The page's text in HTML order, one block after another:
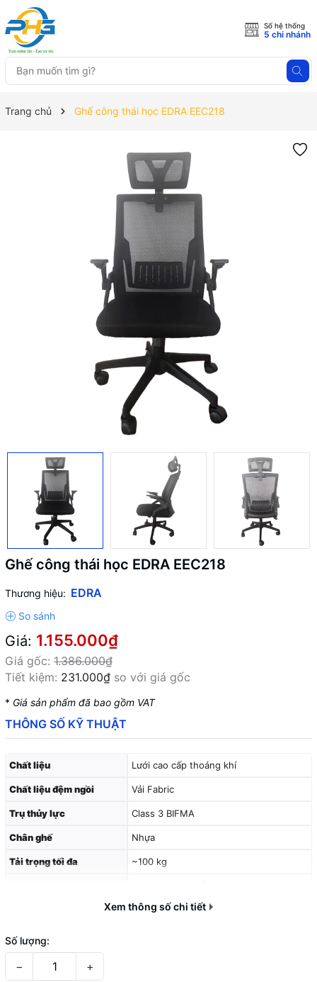
Số hệ thống
5 chi nhánh
Trang chủ Ghế công thái học EDRA EEC218
Ghế công thái học EDRA EEC218
Thương hiệu: EDRA
Giá: 1.155.000₫
Giá gốc: 1.386.000₫
Tiết kiệm: 231.000₫ so với giá gốc
* Giá sản phẩm đã bao gồm VAT
THÔNG SỐ KỸ THUẬT
Chất liệu Lưới cao cấp thoáng khí
Chất liệu đệm ngồi Vải Fabric
Trụ thủy lực Class 3 BIFMA
Chân ghế Nhựa
Tải trọng tối đa ~100 kg
PU 50 mm, chuẩn BIFMA
Xem thông số chi tiết
Số lượng:
− +